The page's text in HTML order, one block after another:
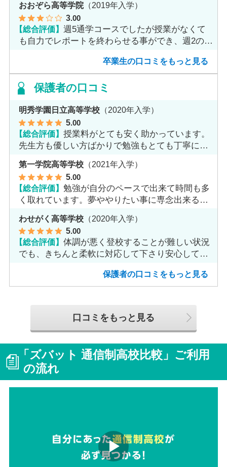
おおぞら高等学院（2019年入学）
3.00
【総合評価】週5通学コースでしたが授業がなくて
も自力でレポートを終わらせる事ができ、週2のコ
卒業生の口コミをもっと見る
保護者の口コミ
明秀学園日立高等学校 （2020年入学）
5.00
【総合評価】授業料がとても安く助かっています。
先生方も優しい方ばかりで勉強もとても丁寧に教
第一学院高等学校 （2021年入学）
5.00
【総合評価】勉強が自分のペースで出来て時間も多
く取れています。夢ややりたい事に専念出来る点
わせがく高等学校 （2020年入学）
5.00
【総合評価】体調が悪く登校することが難しい状況
でも、きちんと柔軟に対応して下さり安心して進
保護者の口コミをもっと見る
口コミをもっと見る
「ズバット 通信制高校比較」ご利用
の流れ